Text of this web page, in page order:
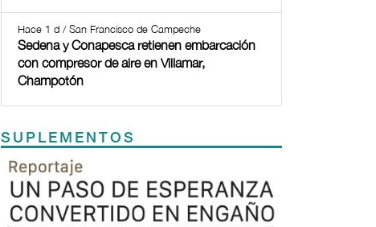
Hace 1 d / San Francisco de Campeche
Sedena y Conapesca retienen embarcación
con compresor de aire en Villamar,
Champotón
SUPLEMENTOS
Previous